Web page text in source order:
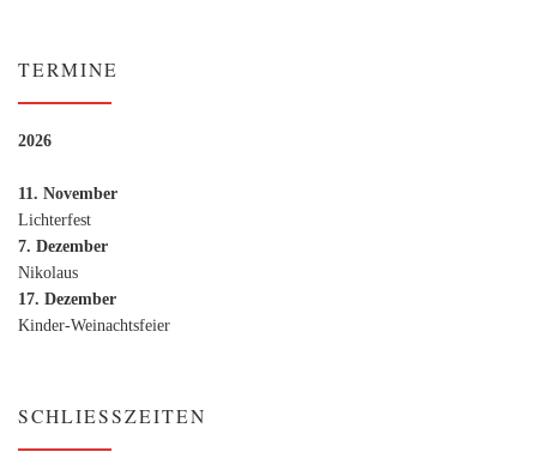
TERMINE
2026
11. November
Lichterfest
7. Dezember
Nikolaus
17. Dezember
Kinder-Weinachtsfeier
SCHLIESSZEITEN